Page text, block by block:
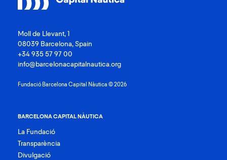
Moll de Llevant, 1
08039 Barcelona, Spain
+34 935 57 97 00
info@barcelonacapitalnautica.org
Fundació Barcelona Capital Nàutica © 2026
BARCELONA CAPITAL NÀUTICA
La Fundació
Transparència
Divulgació